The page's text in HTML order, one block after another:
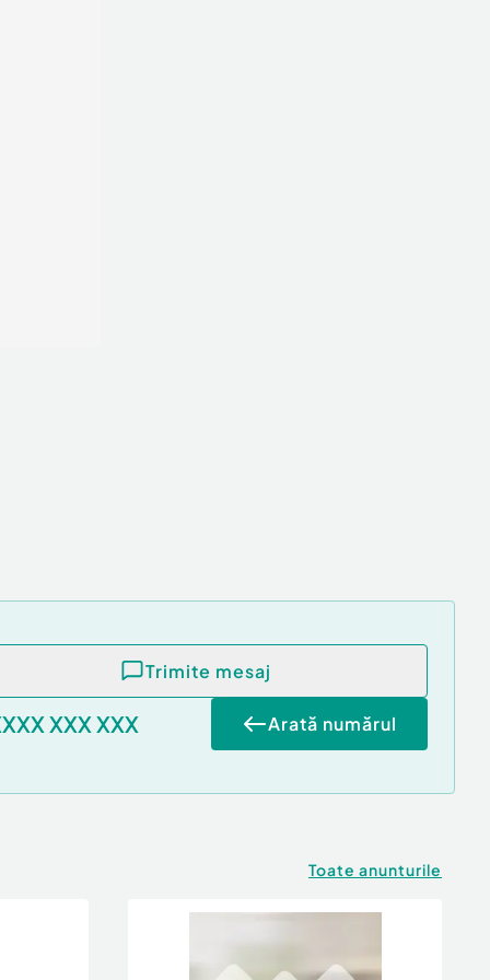
Trimite mesaj
XXX XXX Arată numărul
Toate anunturile